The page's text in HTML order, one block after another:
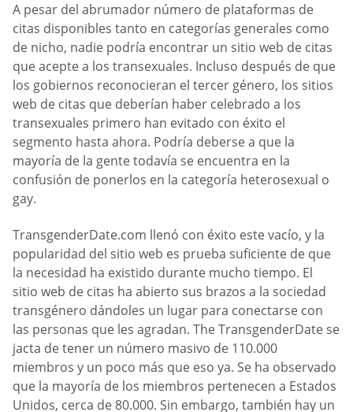
A pesar del abrumador número de plataformas de
citas disponibles tanto en categorías generales como
de nicho, nadie podría encontrar un sitio web de citas
que acepte a los transexuales. Incluso después de que
los gobiernos reconocieran el tercer género, los sitios
web de citas que deberían haber celebrado a los
transexuales primero han evitado con éxito el
segmento hasta ahora. Podría deberse a que la
mayoría de la gente todavía se encuentra en la
confusión de ponerlos en la categoría heterosexual o
gay.
TransgenderDate.com llenó con éxito este vacío, y la
popularidad del sitio web es prueba suficiente de que
la necesidad ha existido durante mucho tiempo. El
sitio web de citas ha abierto sus brazos a la sociedad
transgénero dándoles un lugar para conectarse con
las personas que les agradan. The TransgenderDate se
jacta de tener un número masivo de 110.000
miembros y un poco más que eso ya. Se ha observado
que la mayoría de los miembros pertenecen a Estados
Unidos, cerca de 80.000. Sin embargo, también hay un